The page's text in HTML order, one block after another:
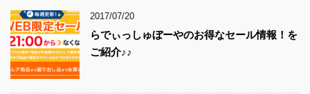
2017/07/20
らでぃっしゅぼーやのお得なセール情報！を
ご紹介♪♪